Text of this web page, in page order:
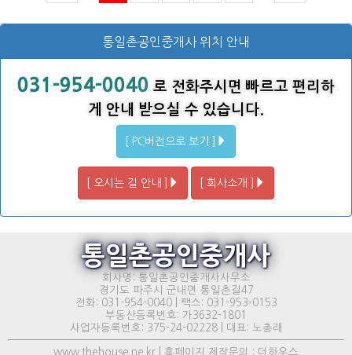
통일촌공인중개사 위치 안내
031-954-0040 로 전화주시면 빠르고 편리하
게 안내 받으실 수 있습니다.
[ PC버전으로 보기 ]
[ 오시는 길 안내 ] [ 회사소개 ]
통일촌공인중개사
회사명: 통일촌공인중개사사무소
경기도 파주시 군내면 통일촌길47
전화: 031-954-0040 | 팩스: 031-953-0153
부동산등록번호: 가3632-1801
사업자등록번호: 375-24-02228 | 대표: 노총래
www.thehouse.ne.kr | 홈페이지 제작문의 : 더하우스